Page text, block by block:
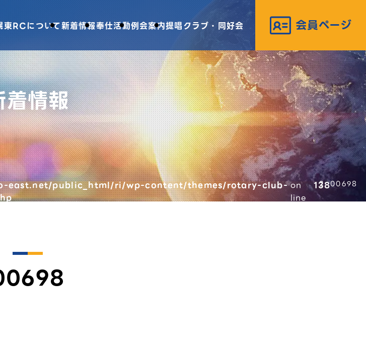
東RCについて新着情報奉仕活動例会案内提唱クラブ・同好会
着情報
east.net/public_html/ri/wp-content/themes/rotary-club-on
line
13800698